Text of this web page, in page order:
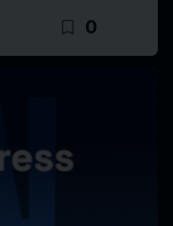
bookmark_border 0